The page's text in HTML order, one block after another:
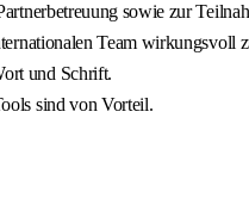
sowie zur
Team wirkungsvoll
und Schrift.
sind von Vorteil.